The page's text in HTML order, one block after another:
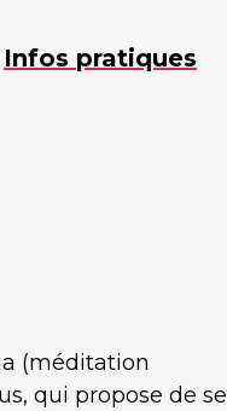
Infos pratiques
(méditation
qui propose de se